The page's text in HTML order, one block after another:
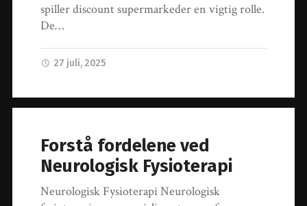
spiller discount supermarkeder en vigtig rolle.
De…
27 juli, 2025
Forstå fordelene ved
Neurologisk Fysioterapi
Neurologisk Fysioterapi Neurologisk